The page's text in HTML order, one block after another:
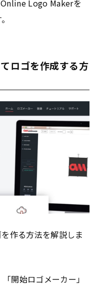
Logo Makerを
ロゴを作成する方
作る方法を解説しま
開始ロゴメーカー」